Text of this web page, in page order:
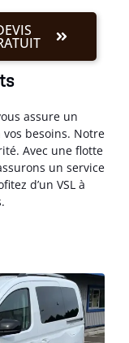
assure un
besoins. Notre
Avec une flotte
un service
d’un VSL à